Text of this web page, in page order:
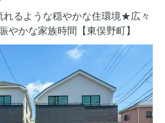
れるような穏やかな住環境★広々
やかな家族時間【東俣野町】